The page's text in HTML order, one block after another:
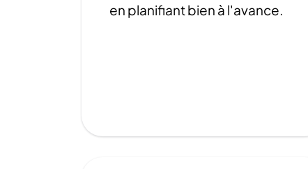
en planifiant bien à l'avance.